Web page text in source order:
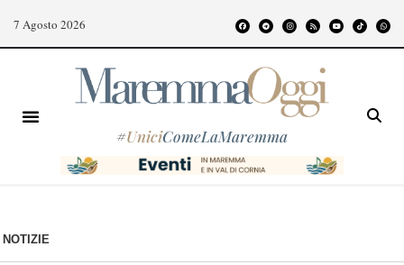
7 Agosto 2026
#UniciComeLaMaremma
NOTIZIE